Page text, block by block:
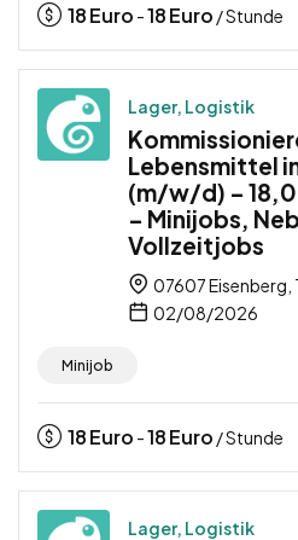
18Euro -18Euro / Stunde
Lager, Logistik
Lebensmittel
(m/w/d) –
– Minijobs,
Vollzeitjobs
07607 Eisenberg,
02/08/2026
Minijob
18Euro -18Euro / Stunde
Lager, Logistik